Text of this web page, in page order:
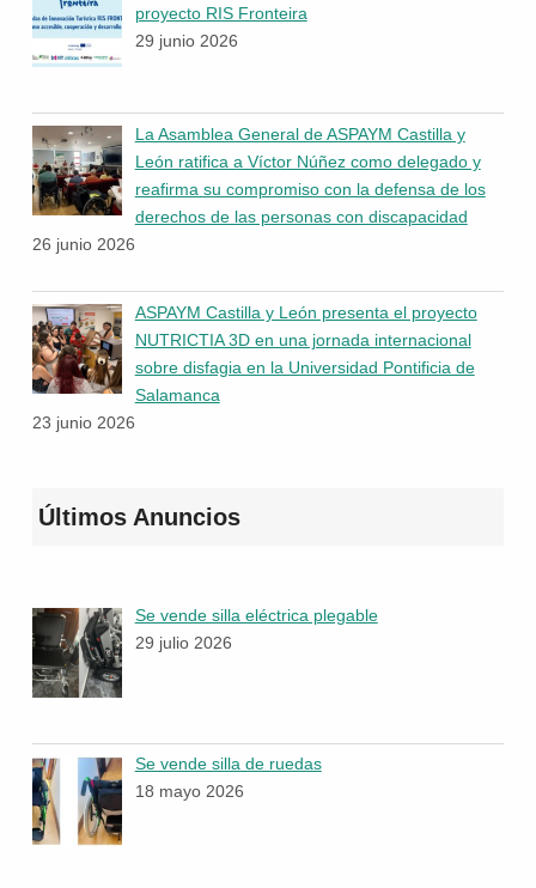
proyecto RIS Fronteira
29 junio 2026
La Asamblea General de ASPAYM Castilla y
León ratifica a Víctor Núñez como delegado y
reafirma su compromiso con la defensa de los
derechos de las personas con discapacidad
26 junio 2026
ASPAYM Castilla y León presenta el proyecto
NUTRICTIA 3D en una jornada internacional
sobre disfagia en la Universidad Pontificia de
Salamanca
23 junio 2026
Últimos Anuncios
Se vende silla eléctrica plegable
29 julio 2026
Se vende silla de ruedas
18 mayo 2026